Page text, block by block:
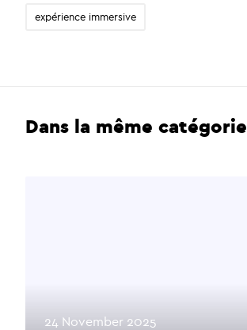
expérience immersive
Dans la même catégorie
24 November 2025